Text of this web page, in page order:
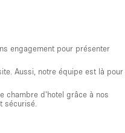
engagement pour présenter
Aussi, notre équipe est là pour
chambre d'hotel grâce à nos
sécurisé.